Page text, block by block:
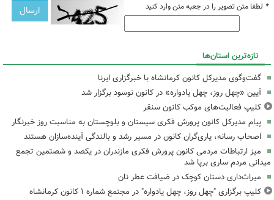
* لطفا متن تصویر را در جعبه متن وارد کنید
تازه‌ترین استان‌ها
گفت‌وگوی مدیرکل کانون کرمانشاه با خبرگزاری ایرنا
آیین «چهل روز، چهل یادواره» در کانون نوسود برگزار شد
کلیپ فعالیت‌های موکب کانون سنقر
پیام مدیرکل کانون پرورش فکری سیستان و بلوچستان به مناسبت روز خبرنگار
اصحاب رسانه، یاری‌گران کانون در مسیر رشد و بالندگی آینده‌سازان هستند
میز ارتباطات مردمی کانون پرورش فکری مازندران در یکصد و شصتمین تجمع
میدانی مردم ساری برپا شد
میراث‌داری دستان کوچک در ضیافت عطر نان
کلیپ برگزاری "چهل روز، چهل یادواره" در مجتمع شماره ۱ کانون کرمانشاه